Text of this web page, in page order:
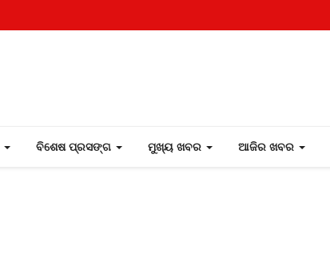
ବିଶେଷ ପ୍ରସଙ୍ଗ ମୁଖ୍ୟ ଖବର ଆଜିର ଖବର